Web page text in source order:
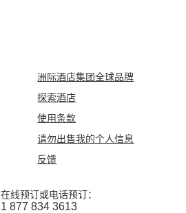
洲际酒店集团全球品牌
探索酒店
使用条款
请勿出售我的个人信息
反馈
在线预订或电话预订：
1 877 834 3613